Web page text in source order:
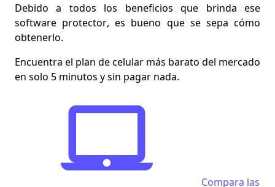
Debido a todos los beneficios que brinda ese
software protector, es bueno que se sepa cómo
obtenerlo.
Encuentra el plan de celular más barato del mercado
en solo 5 minutos y sin pagar nada.
Compara las